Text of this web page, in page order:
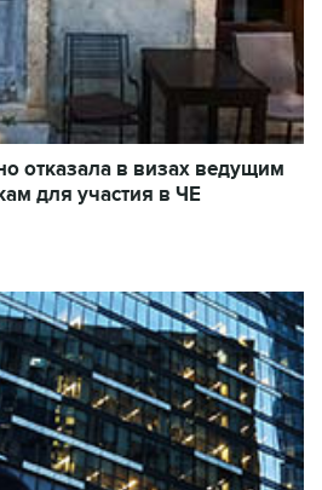
отказала в визах ведущим
для участия в ЧЕ